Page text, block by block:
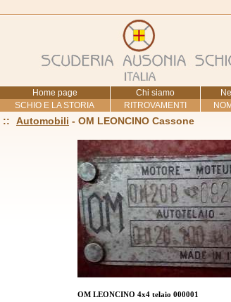
Home page Chi siamo
SCHIO E LA STORIA
RITROVAMENTI
:: Automobili - OM LEONCINO Cassone
OM LEONCINO 4x4 telaio 000001